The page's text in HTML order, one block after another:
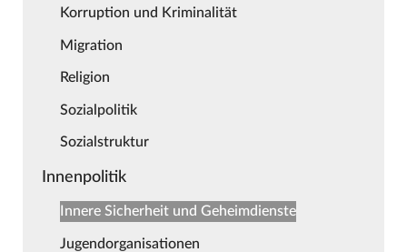
Korruption und Kriminalität
Migration
Religion
Sozialpolitik
Sozialstruktur
Innenpolitik
Innere Sicherheit und Geheimdienste
Jugendorganisationen